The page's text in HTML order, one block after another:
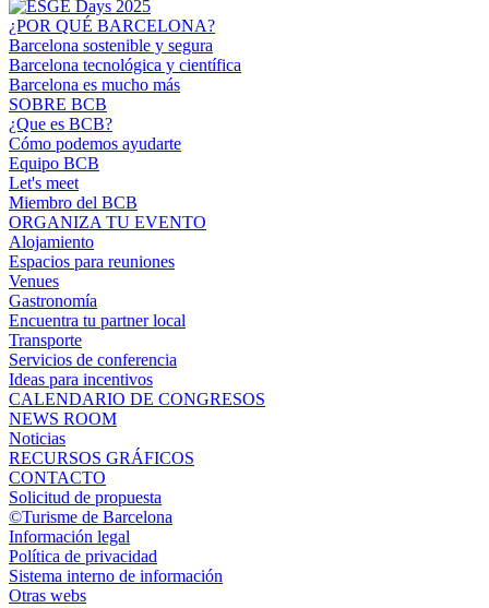
¿POR QUÉ BARCELONA?
Barcelona sostenible y segura
Barcelona tecnológica y científica
Barcelona es mucho más
SOBRE BCB
¿Que es BCB?
Cómo podemos ayudarte
Equipo BCB
Let's meet
Miembro del BCB
ORGANIZA TU EVENTO
Alojamiento
Espacios para reuniones
Venues
Gastronomía
Encuentra tu partner local
Transporte
Servicios de conferencia
Ideas para incentivos
CALENDARIO DE CONGRESOS
NEWS ROOM
Noticias
RECURSOS GRÁFICOS
CONTACTO
Solicitud de propuesta
©Turisme de Barcelona
Información legal
Política de privacidad
Sistema interno de información
Otras webs